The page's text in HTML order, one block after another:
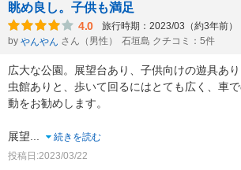
眺め良し。子供も満足
4.0 旅行時期：2023/03（約3年前）
by やんやん さん（男性） 石垣島 クチコミ：5件
広大な公園。展望台あり、子供向けの遊具あ
虫館ありと、歩いて回るにはとても広く、車
動をお勧めします。
展望
続きを読む
投稿日:2023/03/22